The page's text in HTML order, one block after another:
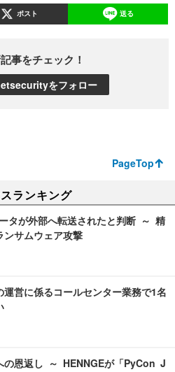
ポスト 送る
事をチェック！
をフォロー
PageTop
ランキング
タが外部へ転送されたと判断 ～ 精
ンサムウェア攻撃
運営に係るコールセンター業務で1名
の恩返し ～ HENNGEが「PyCon J